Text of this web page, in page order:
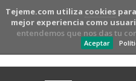
Tejeme.com utiliza cookies
mejor experiencia como
entendemos que nos das tu
Aceptar